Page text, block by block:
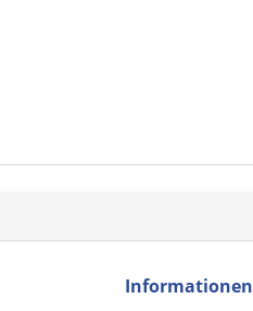
Informationen